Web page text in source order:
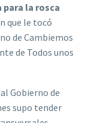
la rosca
que le tocó
de Cambiemos
de Todos unos
Gobierno de
supo tender